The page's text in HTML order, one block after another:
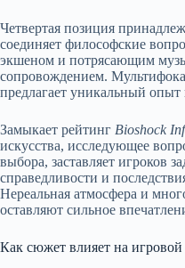
Четвертая позиция
соединяет философские
экшеном и потрясающим
сопровождением.
предлагает уникальный
Замыкает рейтинг Bioshock
искусства, исследующее
выбора, заставляет игроков
справедливости и
Нереальная атмосфера и
оставляют сильное
Как сюжет влияет на игровой